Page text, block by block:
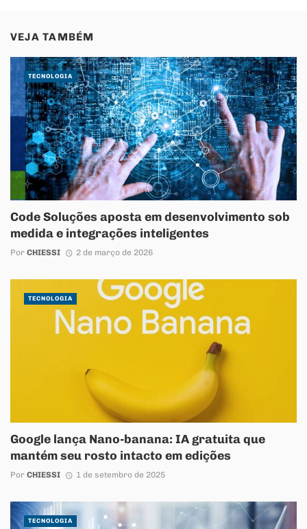
VEJA TAMBÉM
Code Soluções aposta em desenvolvimento sob
medida e integrações inteligentes
Por CHIESSI 2 de março de 2026
TECNOLOGIA
Google lança Nano-banana: IA gratuita que
mantém seu rosto intacto em edições
Por CHIESSI 1 de setembro de 2025
TECNOLOGIA
TECNOLOGIA